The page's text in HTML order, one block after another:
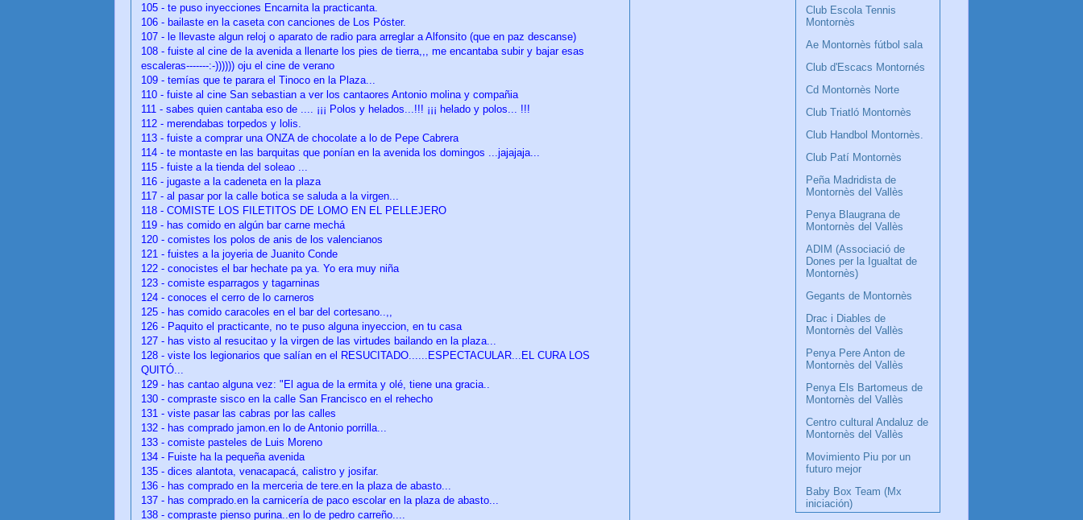
105 - te puso inyecciones Encarnita la practicanta.
106 - bailaste en la caseta con canciones de Los Póster.
107 - le llevaste algun reloj o aparato de radio para arreglar a Alfonsito (que en paz descanse)
108 - fuiste al cine de la avenida a llenarte los pies de tierra,,, me encantaba subir y bajar esas
escaleras-------:-)))))) oju el cine de verano
109 - temías que te parara el Tinoco en la Plaza...
110 - fuiste al cine San sebastian a ver los cantaores Antonio molina y compañia
111 - sabes quien cantaba eso de .... ¡¡¡ Polos y helados...!!! ¡¡¡ helado y polos... !!!
112 - merendabas torpedos y lolis.
113 - fuiste a comprar una ONZA de chocolate a lo de Pepe Cabrera
114 - te montaste en las barquitas que ponían en la avenida los domingos ...jajajaja...
115 - fuiste a la tienda del soleao ...
116 - jugaste a la cadeneta en la plaza
117 - al pasar por la calle botica se saluda a la virgen...
118 - COMISTE LOS FILETITOS DE LOMO EN EL PELLEJERO
119 - has comido en algún bar carne mechá
120 - comistes los polos de anis de los valencianos
121 - fuistes a la joyeria de Juanito Conde
122 - conocistes el bar hechate pa ya. Yo era muy niña
123 - comiste esparragos y tagarninas
124 - conoces el cerro de lo carneros
125 - has comido caracoles en el bar del cortesano..,,
126 - Paquito el practicante, no te puso alguna inyeccion, en tu casa
127 - has visto al resucitao y la virgen de las virtudes bailando en la plaza...
128 - viste los legionarios que salían en el RESUCITADO......ESPECTACULAR...EL CURA LOS
QUITÓ...
129 - has cantao alguna vez: "El agua de la ermita y olé, tiene una gracia..
130 - compraste sisco en la calle San Francisco en el rehecho
131 - viste pasar las cabras por las calles
132 - has comprado jamon.en lo de Antonio porrilla...
133 - comiste pasteles de Luis Moreno
134 - Fuiste ha la pequeña avenida
135 - dices alantota, venacapacá, calistro y josifar.
136 - has comprado en la merceria de tere.en la plaza de abasto...
137 - has comprado.en la carnicería de paco escolar en la plaza de abasto...
138 - compraste pienso purina..en lo de pedro carreño....
Club Escola Tennis
Montornès
Ae Montornès fútbol sala
Club d'Escacs Montornés
Cd Montornès Norte
Club Triatló Montornès
Club Handbol Montornès.
Club Patí Montornès
Peña Madridista de
Montornès del Vallès
Penya Blaugrana de
Montornès del Vallès
ADIM (Associació de
Dones per la Igualtat de
Montornès)
Gegants de Montornès
Drac i Diables de
Montornès del Vallès
Penya Pere Anton de
Montornès del Vallès
Penya Els Bartomeus de
Montornès del Vallès
Centro cultural Andaluz de
Montornès del Vallès
Movimiento Piu por un
futuro mejor
Baby Box Team (Mx
iniciación)